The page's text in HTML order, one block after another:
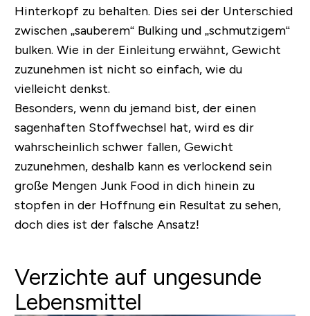
Hinterkopf zu behalten. Dies sei der Unterschied
zwischen „sauberem“ Bulking und „schmutzigem“
bulken. Wie in der Einleitung erwähnt, Gewicht
zuzunehmen ist nicht so einfach, wie du
vielleicht denkst.
Besonders, wenn du jemand bist, der einen
sagenhaften Stoffwechsel hat, wird es dir
wahrscheinlich schwer fallen, Gewicht
zuzunehmen, deshalb kann es verlockend sein
große Mengen Junk Food in dich hinein zu
stopfen in der Hoffnung ein Resultat zu sehen,
doch dies ist der falsche Ansatz!
Verzichte auf ungesunde
Lebensmittel